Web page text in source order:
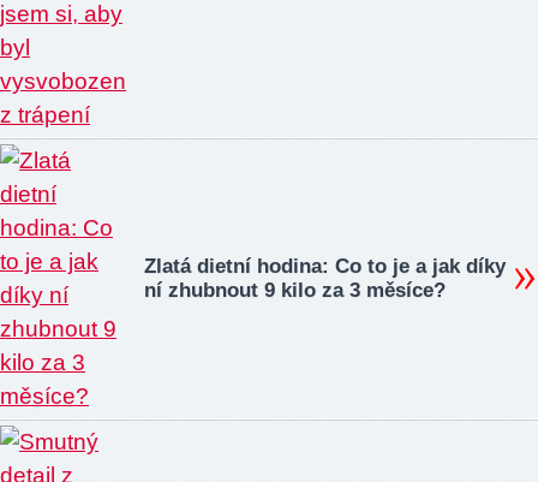
Zlatá dietní hodina: Co to je a jak díky
ní zhubnout 9 kilo za 3 měsíce?